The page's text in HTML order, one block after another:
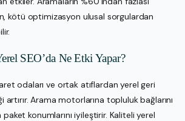
kötü optimizasyon ulusal sorgulardan
SEO’da Ne Etki Yapar?
odaları ve ortak atıflardan yerel geri
artırır. Arama motorlarına topluluk bağlarını
konumlarını iyileştirir. Kaliteli yerel